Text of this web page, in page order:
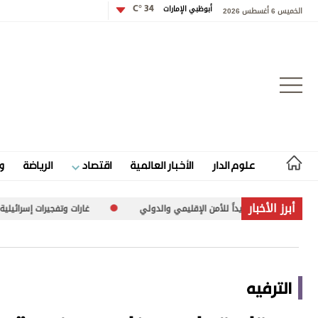
الخميس 6 أغسطس 2026 أبوظبي الإمارات 34 °C
علوم الدار الأخبار العالمية اقتصاد الرياضة
علوم الدار
الرياضة
أبرز الأخبار
الإقليمي والدولي غارات وتفجيرات إسرائيلية على بلدات متفرقة في
الترفيه